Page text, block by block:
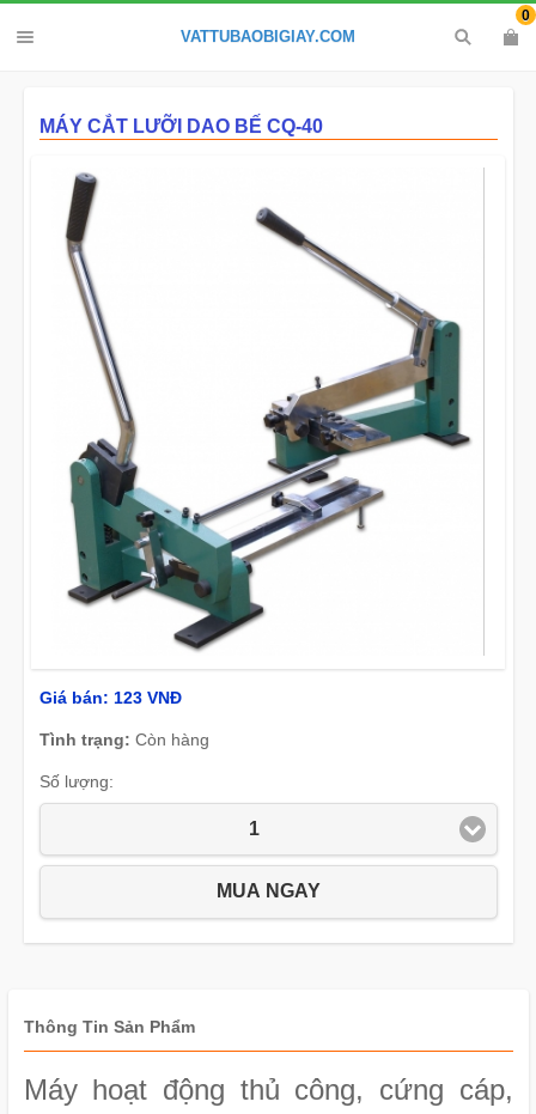
VATTUBAOBIGIAY.COM
0
MÁY CẮT LƯỠI DAO BẾ CQ-40
Giá bán: 123 VNĐ
Tình trạng: Còn hàng
Số lượng:
1
MUA NGAY
Thông Tin Sản Phẩm
Máy hoạt động thủ công, cứng cáp,